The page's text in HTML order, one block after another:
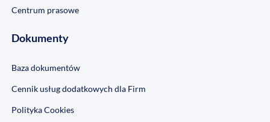
Centrum prasowe
Dokumenty
Baza dokumentów
Cennik usług dodatkowych dla Firm
Polityka Cookies